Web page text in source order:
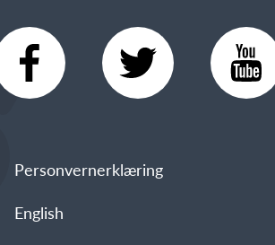
Personvernerklæring
English